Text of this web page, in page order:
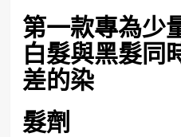
第一款專為少
白髮與黑髮同
差的染
髮劑